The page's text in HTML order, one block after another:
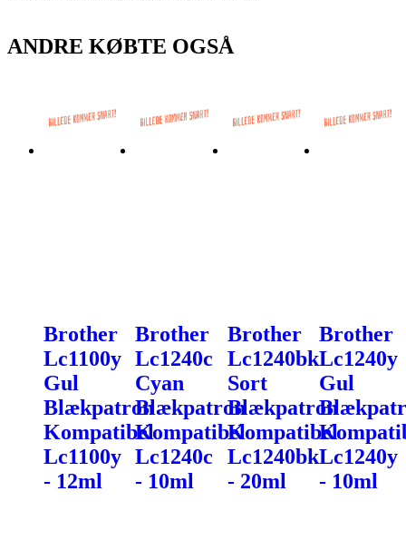
ANDRE KØBTE OGSÅ
Brother
Lc1100y
Gul
Blækpatron
Kompatibel
Lc1100y
- 12ml
Brother
Lc1240c
Cyan
Blækpatron
Kompatibel
Lc1240c
- 10ml
Brother
Lc1240bk
Sort
Blækpatron
Kompatibel
Lc1240bk
- 20ml
Brother
Lc1240y
Gul
Lc1240y
- 10ml